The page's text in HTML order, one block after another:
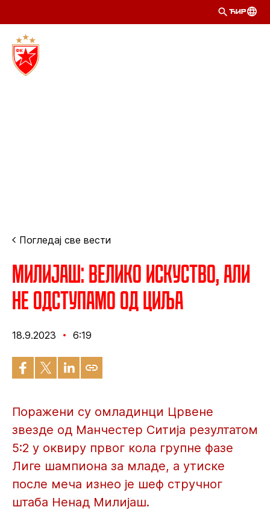
ЋИР
Погледај све вести
Милијаш: Велико искуство, али
не одступамо од циља
18.9.2023 6:19
Поражени су омладинци Црвене
звезде од Манчестер Ситија резултатом
5:2 у оквиру првог кола групне фазе
Лиге шампиона за младе, а утиске
после меча изнео је шеф стручног
штаба Ненад Милијаш.